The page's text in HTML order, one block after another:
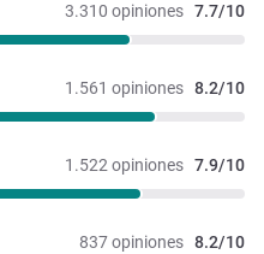
3.310 opiniones 7.7/10
1.561 opiniones 8.2/10
1.522 opiniones 7.9/10
837 opiniones 8.2/10